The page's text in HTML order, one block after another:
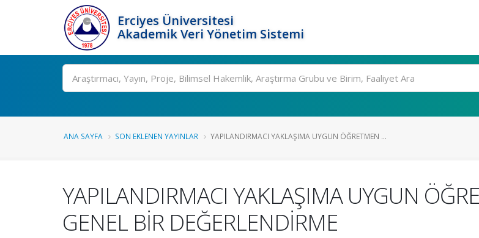
Erciyes Üniversitesi
Akademik Veri Yönetim Sistemi
Ara
ANA SAYFA SON EKLENEN YAYINLAR YAPILANDIRMACI YAKLAŞIMA UYGUN ÖĞRETMEN ...
YAPILANDIRMACI YAKLAŞIMA UYGUN
GENEL BİR DEĞERLENDİRME